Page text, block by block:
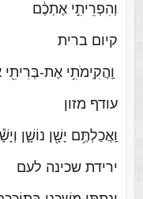
וְהִפְרֵיתִ֣י אֶתְכֶ֔ם
קיום ברית
וַֽהֲקִֽימֹתִ֥י אֶת-
עודף מזון
וַֽאֲכַלְתֶּ֥ם יָשָׁ֖ן נוֹשָׁ֑ן
ירידת שכינה לעם